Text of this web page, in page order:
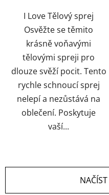
I Love Tělový sprej
Osvěžte se těmito
krásně voňavými
tělovými spreji pro
dlouze svěží pocit. Tento
rychle schnoucí sprej
nelepí a nezůstává na
oblečení. Poskytuje
vaší...